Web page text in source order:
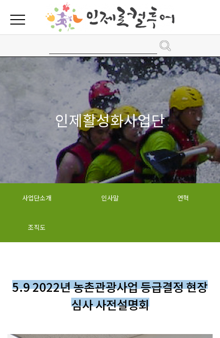
인제활성화사업단
사업단소개 인사말 연혁
조직도
5.9 2022년 농촌관광사업 등급결정 현장
심사 사전설명회